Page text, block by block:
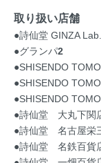
取り扱い店舗
●詩仙堂 GINZA
●グランパ2
●SHISENDO
●SHISENDO
●SHISENDO
●詩仙堂 大丸下関
●詩仙堂 名古屋栄
●詩仙堂 名鉄百貨